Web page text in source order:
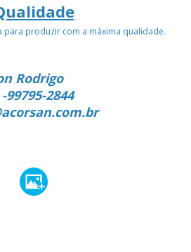
para produzir com a máxima qualidade.
Rodrigo
99795-2844